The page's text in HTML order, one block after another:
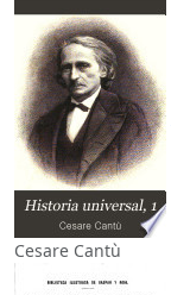
Cesare Cantù